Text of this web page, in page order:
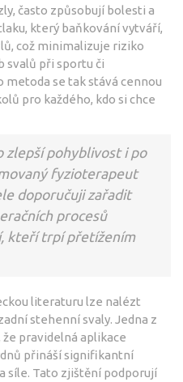
často způsobují bolesti a
který baňkování vytváří,
což minimalizuje riziko
svalů při sportu či
metoda se tak stává cennou
pro každého, kdo si chce
zlepší pohyblivost i po
fyzioterapeut
doporučuji zařadit
procesů
kteří trpí přetížením
literaturu lze nalézt
stehenní svaly. Jedna z
pravidelná aplikace
přináší signifikantní
síle. Tato zjištění podporují